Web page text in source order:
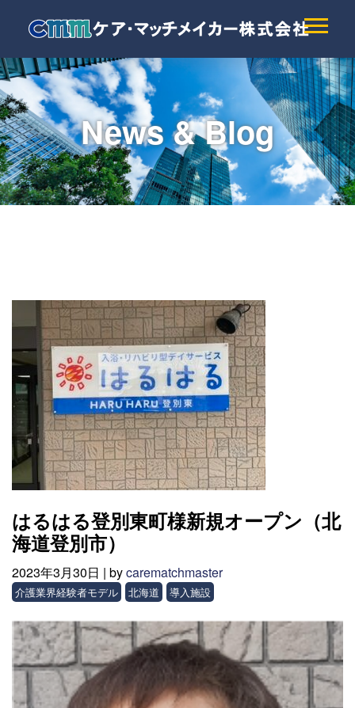
News & Blog
はるはる登別東町様新規オープン（北
海道登別市）
2023年3月30日 | bycarematchmaster
介護業界経験者モデル 北海道 導入施設